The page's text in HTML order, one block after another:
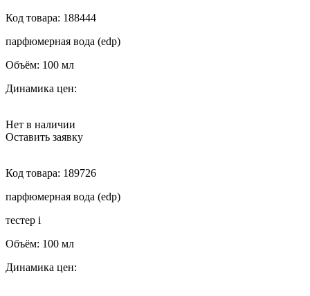
Код товара: 188444
парфюмерная вода (edp)
Объём: 100 мл
Динамика цен:
Нет в наличии
Оставить заявку
Код товара: 189726
парфюмерная вода (edp)
тестер i
Объём: 100 мл
Динамика цен: